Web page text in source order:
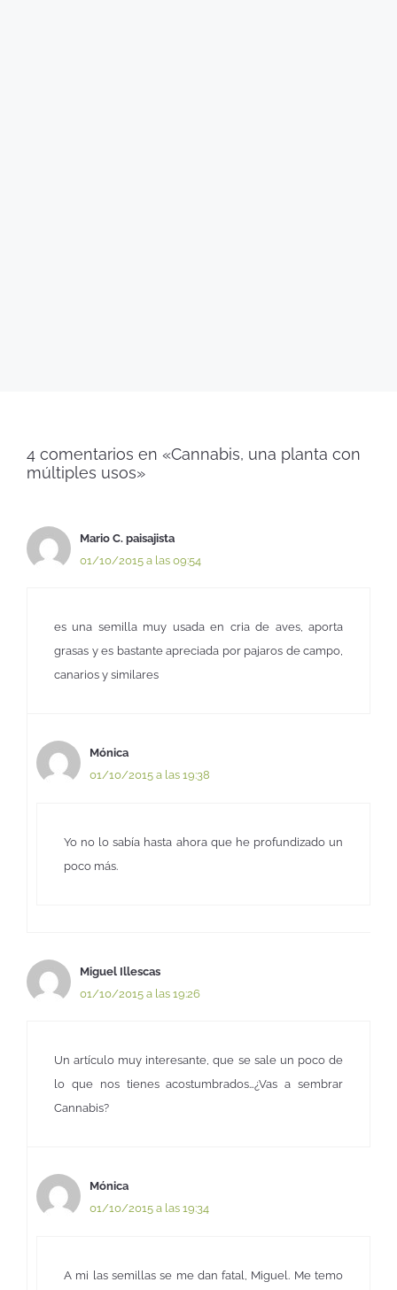
4 comentarios en «Cannabis, una planta con
múltiples usos»
Mario C. paisajista
01/10/2015 a las 09:54
es una semilla muy usada en cria de aves, aporta
grasas y es bastante apreciada por pajaros de campo,
canarios y similares
Mónica
01/10/2015 a las 19:38
Yo no lo sabía hasta ahora que he profundizado un
poco más.
Miguel Illescas
01/10/2015 a las 19:26
Un artículo muy interesante, que se sale un poco de
lo que nos tienes acostumbrados…¿Vas a sembrar
Cannabis?
Mónica
01/10/2015 a las 19:34
A mi las semillas se me dan fatal, Miguel. Me temo